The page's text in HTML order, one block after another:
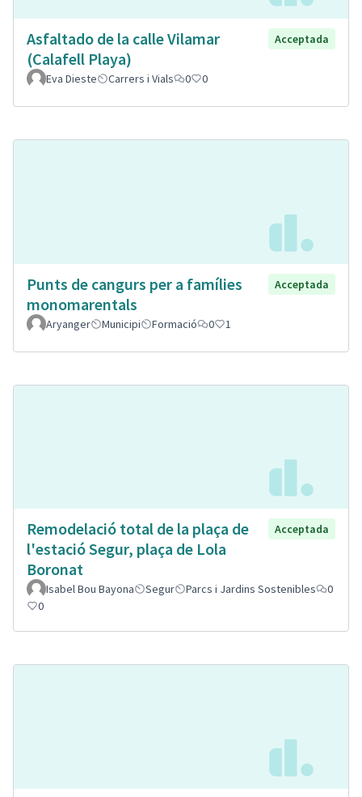
Asfaltado de la calle Vilamar
(Calafell Playa)
Acceptada
Eva Dieste Carrers i Vials 0 0
Punts de cangurs per a famílies
monomarentals
Acceptada
Aryanger Municipi Formació 0 1
Remodelació total de la plaça de
l'estació Segur, plaça de Lola
Boronat
Acceptada
Isabel Bou Bayona Segur Parcs i Jardins Sostenibles
0
0